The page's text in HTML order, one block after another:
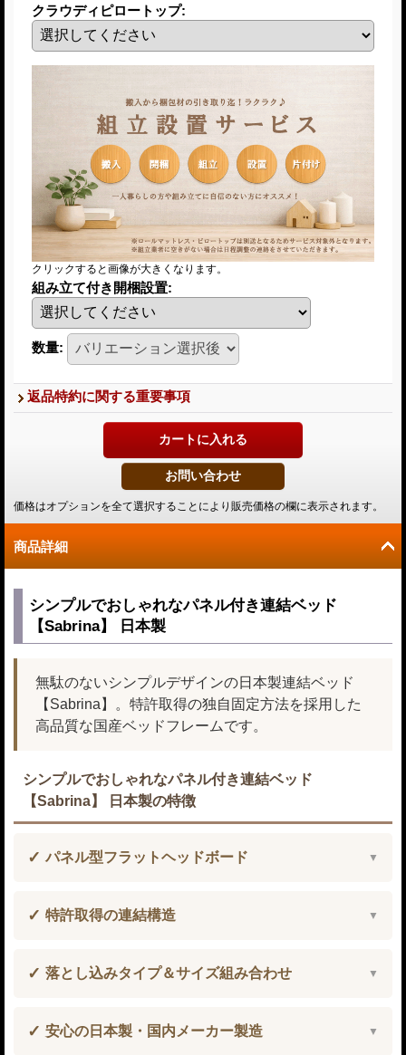
クラウディピロートップ:
クリックすると画像が大きくなります。
組み立て付き開梱設置:
数量:
返品特約に関する重要事項
価格はオプションを全て選択することにより販売価格の欄に表示されます。
商品詳細
シンプルでおしゃれなパネル付き連結ベッド
【Sabrina】 日本製
無駄のないシンプルデザインの日本製連結ベッド
【Sabrina】。特許取得の独自固定方法を採用した
高品質な国産ベッドフレームです。
シンプルでおしゃれなパネル付き連結ベッド
【Sabrina】 日本製の特徴
パネル型フラットヘッドボード
特許取得の連結構造
落とし込みタイプ＆サイズ組み合わせ
安心の日本製・国内メーカー製造